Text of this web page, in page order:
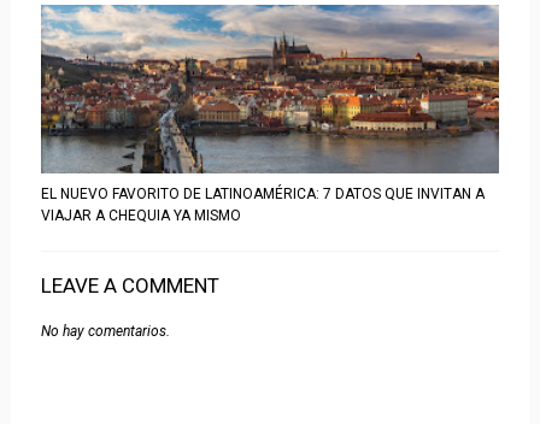
EL NUEVO FAVORITO DE LATINOAMÉRICA: 7 DATOS QUE INVITAN A
VIAJAR A CHEQUIA YA MISMO
LEAVE A COMMENT
No hay comentarios.